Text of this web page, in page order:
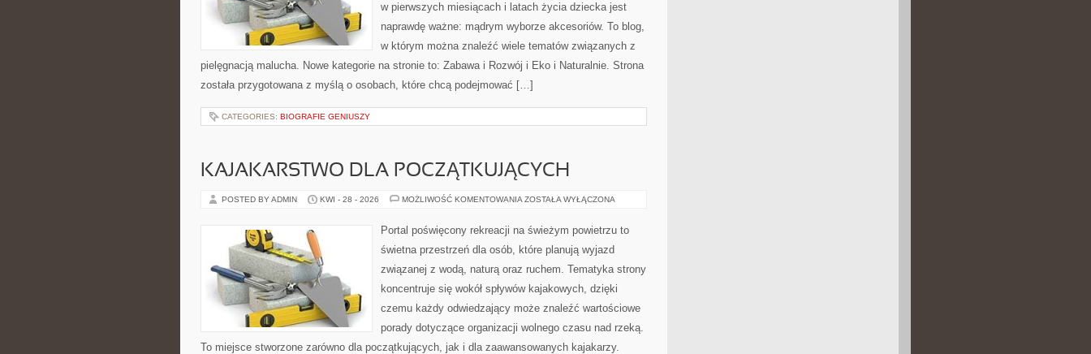
w pierwszych miesiącach i latach życia dziecka jest
naprawdę ważne: mądrym wyborze akcesoriów. To blog,
w którym można znaleźć wiele tematów związanych z
pielęgnacją malucha. Nowe kategorie na stronie to: Zabawa i Rozwój i Eko i Naturalnie. Strona
została przygotowana z myślą o osobach, które chcą podejmować […]
CATEGORIES: BIOGRAFIE GENIUSZY
KAJAKARSTWO DLA POCZĄTKUJĄCYCH
POSTED BY ADMIN KWI - 28 - 2026 MOŻLIWOŚĆ KOMENTOWANIA KAJAKARSTWO
ZOSTAŁA WYŁĄCZONA
Portal poświęcony rekreacji na świeżym powietrzu to
świetna przestrzeń dla osób, które planują wyjazd
związanej z wodą, naturą oraz ruchem. Tematyka strony
koncentruje się wokół spływów kajakowych, dzięki
czemu każdy odwiedzający może znaleźć wartościowe
porady dotyczące organizacji wolnego czasu nad rzeką.
To miejsce stworzone zarówno dla początkujących, jak i dla zaawansowanych kajakarzy.